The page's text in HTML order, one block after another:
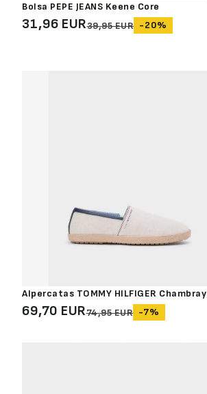
Bolsa PEPE JEANS Keene Core
31,96 EUR39,95 EUR -20%
Alpercatas TOMMY HILFIGER Chambray
69,70 EUR74,95 EUR -7%